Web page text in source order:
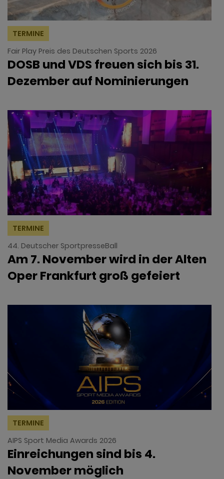
TERMINE
Fair Play Preis des Deutschen Sports 2026
DOSB und VDS freuen sich bis 31.
Dezember auf Nominierungen
TERMINE
44. Deutscher SportpresseBall
Am 7. November wird in der Alten
Oper Frankfurt groß gefeiert
TERMINE
AIPS Sport Media Awards 2026
Einreichungen sind bis 4.
November möglich